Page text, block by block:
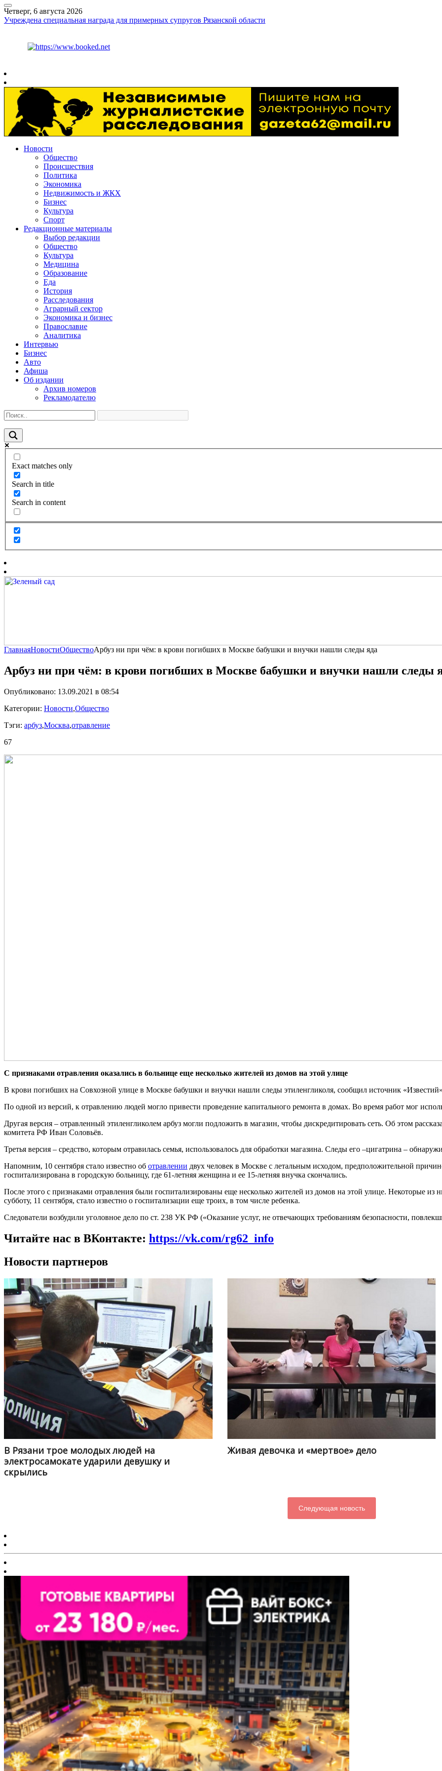
Четверг, 6 августа 2026
Учреждена специальная награда для примерных супругов Рязанской области
Новости
Общество
Происшествия
Политика
Экономика
Недвижимость и ЖКХ
Бизнес
Культура
Спорт
Редакционные материалы
Выбор редакции
Общество
Культура
Медицина
Образование
Еда
История
Расследования
Аграрный сектор
Экономика и бизнес
Православие
Аналитика
Интервью
Бизнес
Авто
Афиша
Об издании
Архив номеров
Рекламодателю
Exact matches only
Search in title
Search in content
ГлавнаяНовостиОбществоАрбуз ни при чём: в крови погибших в Москве бабушки и внучки нашли следы яда
Арбуз ни при чём: в крови погибших в Москве бабушки и внучки нашли следы
Опубликовано: 13.09.2021 в 08:54
Категории: Новости,Общество
Тэги: арбуз,Москва,отравление
67
С признаками отравления оказались в больнице еще несколько жителей из домов на этой улице
В крови погибших на Совхозной улице в Москве бабушки и внучки нашли следы этиленгликоля, сообщил источник
По одной из версий, к отравлению людей могло привести проведение капитального ремонта в домах. Во время работ мог
Другая версия – отравленный этиленгликолем арбуз могли подложить в магазин, чтобы дискредитировать сеть. Об этом
комитета РФ Иван Соловьёв.
Третья версия – средство, которым отравилась семья, использовалось для обработки магазина. Следы его –цигатрина –
Напомним, 10 сентября стало известно об отравлении двух человек в Москве с летальным исходом, предположительной
госпитализирована в городскую больницу, где 61-летняя женщина и ее 15-летняя внучка скончались.
После этого с признаками отравления были госпитализированы еще несколько жителей из домов на этой улице. Некоторые из
субботу, 11 сентября, стало известно о госпитализации еще троих, в том числе ребенка.
Следователи возбудили уголовное дело по ст. 238 УК РФ («Оказание услуг, не отвечающих требованиям безопасности,
Читайте нас в ВКонтакте: https://vk.com/rg62_info
Новости партнеров
В Рязани трое молодых людей на
электросамокате ударили девушку и
скрылись
Живая девочка и «мертвое» дело
Следующая новость